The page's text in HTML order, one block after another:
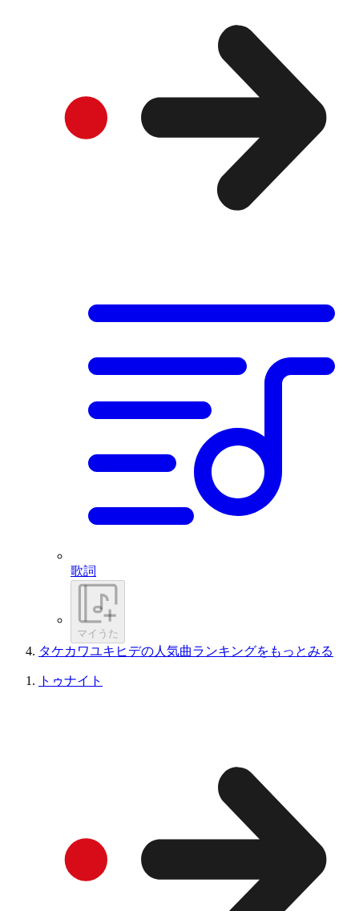
歌詞
マイうた
タケカワユキヒデの人気曲ランキングをもっとみる
トゥナイト